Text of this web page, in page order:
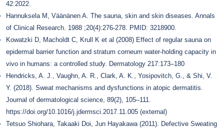
42:2022.
Hannuksela M, Väänänen A. The sauna, skin and skin diseases. Annals
of Clinical Research. 1988 ;20(4):276-278. PMID: 3218900.
Kowatzki D, Macholdt C, Krull K et al (2008) Effect of regular sauna on
epidermal barrier function and stratum corneum water-holding capacity in
vivo in humans: a controlled study. Dermatology 217:173–180
Hendricks, A. J., Vaughn, A. R., Clark, A. K., Yosipovitch, G., & Shi, V.
Y. (2018). Sweat mechanisms and dysfunctions in atopic dermatitis.
Journal of dermatological science, 89(2), 105–111.
https://doi.org/10.1016/j.jdermsci.2017.11.005 (external)
Tetsuo Shiohara, Takaaki Doi, Jun Hayakawa (2011). Defective Sweating